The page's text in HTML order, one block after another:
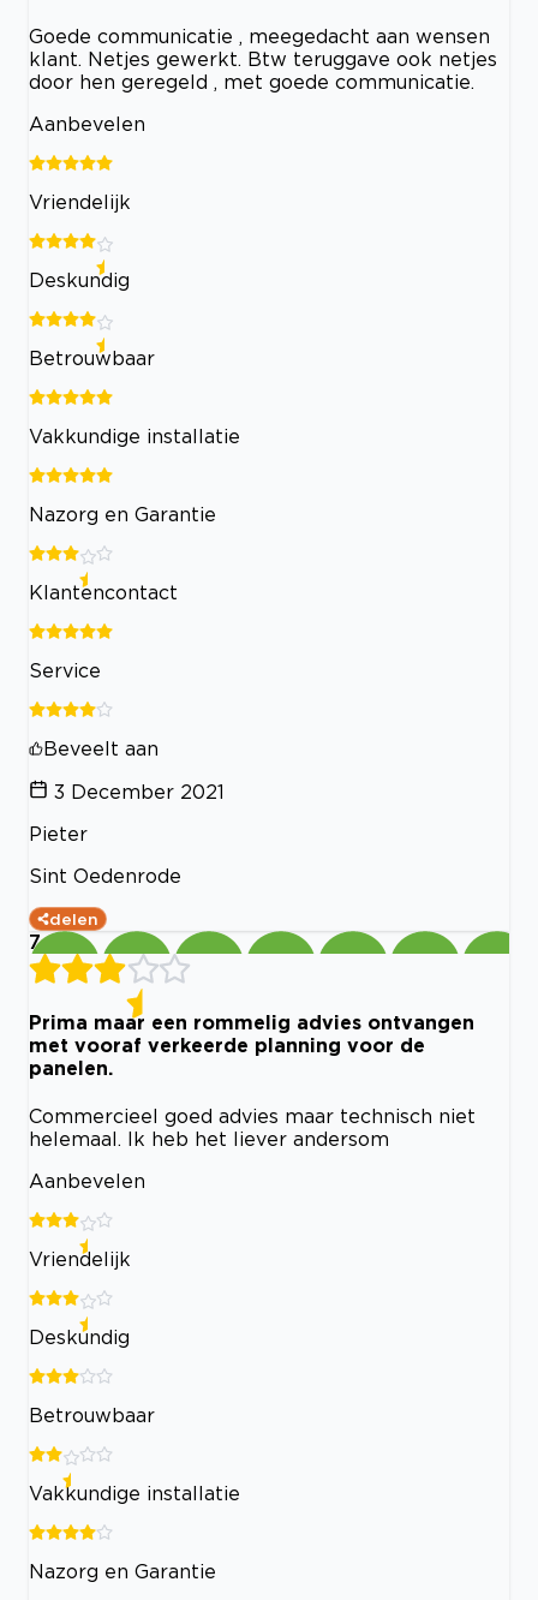
Goede communicatie , meegedacht aan wensen
klant. Netjes gewerkt. Btw teruggave ook netjes
door hen geregeld , met goede communicatie.
Aanbevelen
Vriendelijk
Deskundig
Betrouwbaar
Vakkundige installatie
Nazorg en Garantie
Klantencontact
Service
Beveelt aan
3 December 2021
Pieter
Sint Oedenrode
delen
7
Prima maar een rommelig advies ontvangen
met vooraf verkeerde planning voor de
panelen.
Commercieel goed advies maar technisch niet
helemaal. Ik heb het liever andersom
Aanbevelen
Vriendelijk
Deskundig
Betrouwbaar
Vakkundige installatie
Nazorg en Garantie